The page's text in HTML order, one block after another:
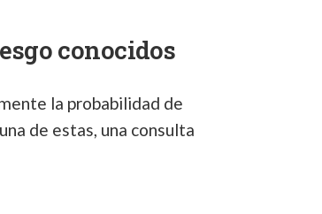
conocidos
la probabilidad de
de estas, una consulta